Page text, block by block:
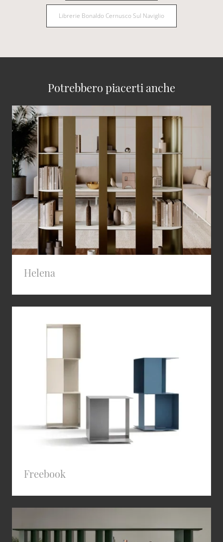
Librerie Bonaldo Cernusco Sul Naviglio
Potrebbero piacerti anche
Helena
Freebook